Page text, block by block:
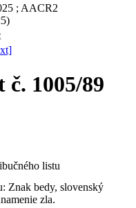
; AACR2
1005/89
listu
Znak bedy, slovenský
zla.